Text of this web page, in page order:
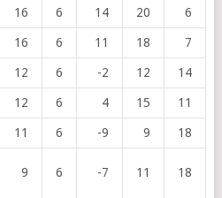
16 6 14 20 6
16 6 11 18 7
12 6 -2 12 14
12 6 4 15 11
11 6 -9 9 18
9 6 -7 11 18